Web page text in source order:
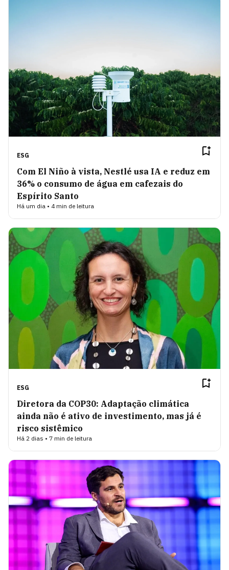
ESG
Com El Niño à vista, Nestlé usa IA e reduz em
36% o consumo de água em cafezais do
Espírito Santo
Há um dia • 4 min de leitura
ESG
Diretora da COP30: Adaptação climática
ainda não é ativo de investimento, mas já é
risco sistêmico
Há 2 dias • 7 min de leitura